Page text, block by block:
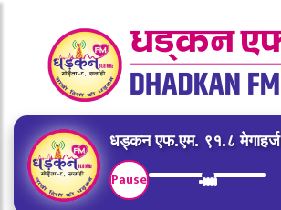
धड्कन एफ.एम. ९१.८ मेगाहर्ज
Pause